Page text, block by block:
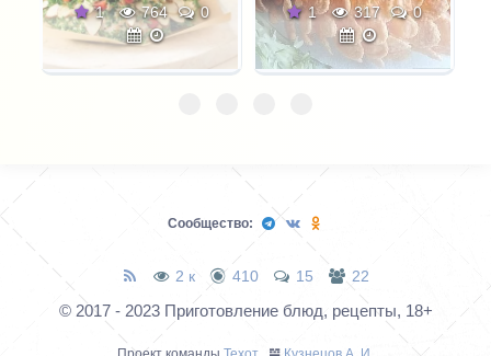
1 317 1 365
Сообщество:
2 к 410 15 22
© 2017 - 2023 Приготовление блюд, рецепты, 18+